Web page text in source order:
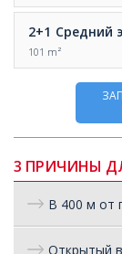
2+1 Средний
101 m²
3 ПРИЧИНЫ
В 400 м от
Открытый